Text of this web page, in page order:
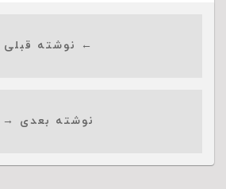
← نوشته قبلی
نوشته بعدی →